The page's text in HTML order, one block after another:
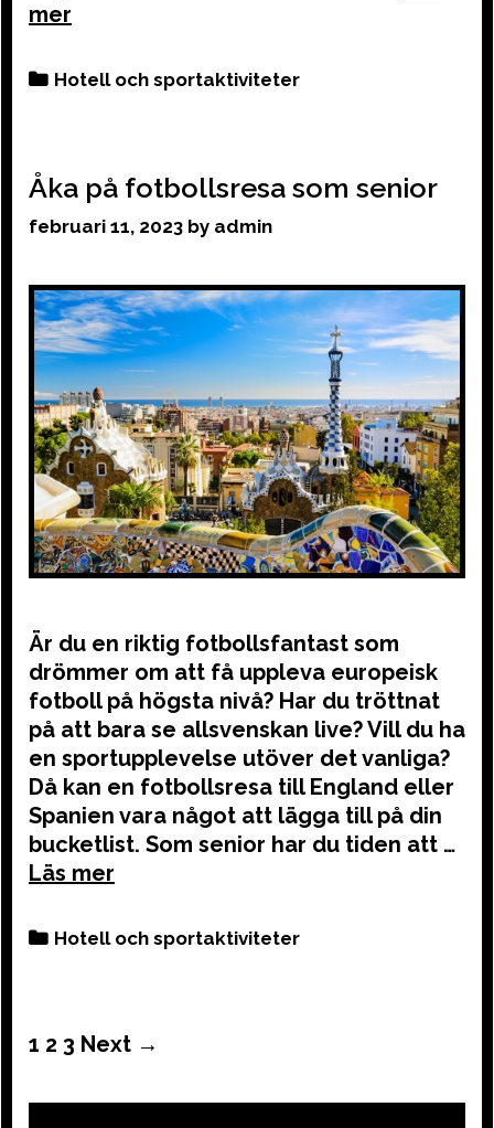
Categories
Hotell och sportaktiviteter
Åka på fotbollsresa som senior
februari 11, 2023 by admin
Är du en riktig fotbollsfantast som
drömmer om att få uppleva europeisk
fotboll på högsta nivå? Har du tröttnat
på att bara se allsvenskan live? Vill du ha
en sportupplevelse utöver det vanliga?
Då kan en fotbollsresa till England eller
Spanien vara något att lägga till på din
bucketlist. Som senior har du tiden att …
Categories
Hotell och sportaktiviteter
Post
1 2 3 Next →